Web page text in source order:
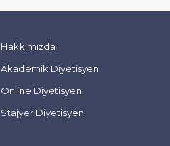
Hakkımızda
Akademik Diyetisyen
Online Diyetisyen
Stajyer Diyetisyen